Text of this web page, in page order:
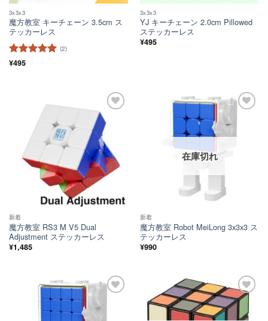
3x3x3
魔方教室 キーチェーン 3.5cm ス
テッカーレス
5段階中
(2)
¥495
3x3x3
YJ キーチェーン 2.0cm Pillowed
ステッカーレス
¥495
新着
魔方教室 RS3 M V5 Dual
Adjustment ステッカーレス
¥1,485
在庫切れ
新着
魔方教室 Robot MeiLong 3x3x3 ス
テッカーレス
¥990
ほし
い！